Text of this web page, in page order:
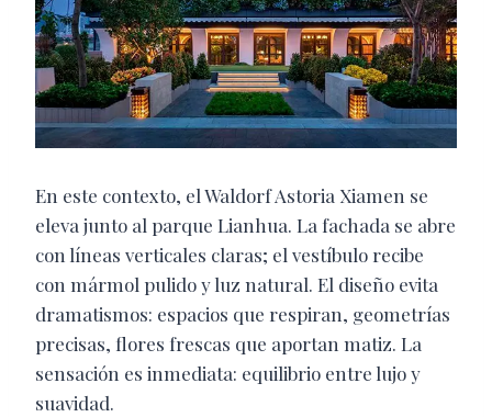
En este contexto, el Waldorf Astoria Xiamen se
eleva junto al parque Lianhua. La fachada se abre
con líneas verticales claras; el vestíbulo recibe
con mármol pulido y luz natural. El diseño evita
dramatismos: espacios que respiran, geometrías
precisas, flores frescas que aportan matiz. La
sensación es inmediata: equilibrio entre lujo y
suavidad.